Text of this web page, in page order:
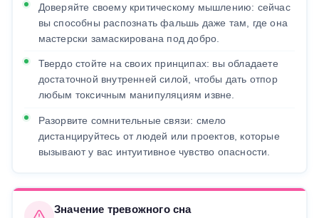
Доверяйте своему критическому мышлению: сейчас
вы способны распознать фальшь даже там, где она
мастерски замаскирована под добро.
Твердо стойте на своих принципах: вы обладаете
достаточной внутренней силой, чтобы дать отпор
любым токсичным манипуляциям извне.
Разорвите сомнительные связи: смело
дистанцируйтесь от людей или проектов, которые
вызывают у вас интуитивное чувство опасности.
Значение тревожного сна